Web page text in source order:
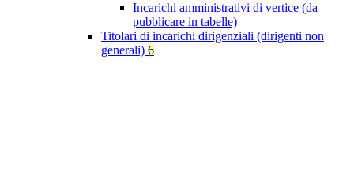
Incarichi amministrativi di vertice (da
pubblicare in tabelle)
Titolari di incarichi dirigenziali (dirigenti non
generali) 6